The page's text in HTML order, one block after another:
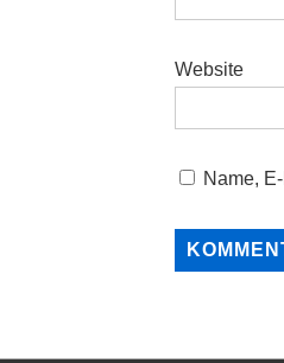
Website
Name,